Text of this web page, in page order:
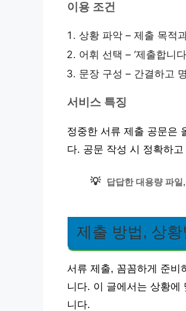
이용 조건
상황 파악 – 제출 목적
어휘 선택 – ‘제출합니
문장 구성 – 간결하고
서비스 특징
정중한 서류 제출 공문은
다. 공문 작성 시 정확하
💡 답답한 대용량 파
제출 방법, 상
서류 제출, 꼼꼼하게 준비
니다. 이 글에서는 상황에
니다.